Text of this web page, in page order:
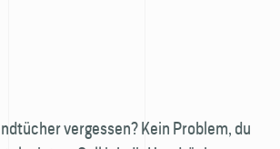
vergessen? Kein Problem, du